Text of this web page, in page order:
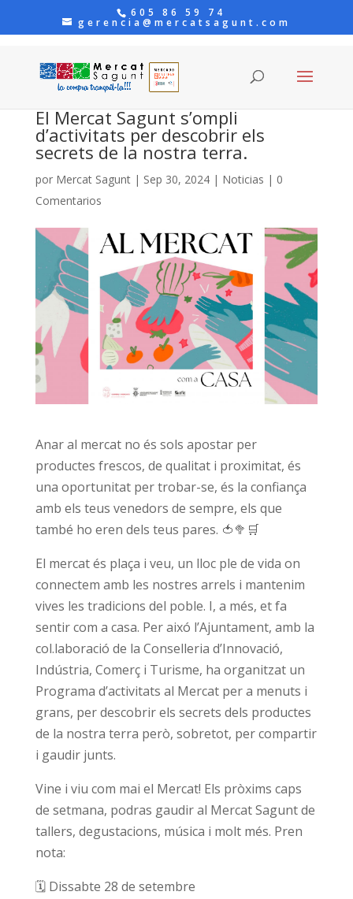
605 86 59 74
gerencia@mercatsagunt.com
El Mercat Sagunt s’ompli
d’activitats per descobrir els
secrets de la nostra terra.
por Mercat Sagunt| Sep 30, 2024| Noticias | 0
Comentarios
Anar al mercat no és sols apostar per
productes frescos, de qualitat i proximitat, és
una oportunitat per trobar-se, és la confiança
amb els teus venedors de sempre, els que
també ho eren dels teus pares. 🍅🥦🛒
El mercat és plaça i veu, un lloc ple de vida on
connectem amb les nostres arrels i mantenim
vives les tradicions del poble. I, a més, et fa
sentir com a casa. Per aixó l’Ajuntament, amb la
col.laboració de la Conselleria d’Innovació,
Indústria, Comerç i Turisme, ha organitzat un
Programa d’activitats al Mercat per a menuts i
grans, per descobrir els secrets dels productes
de la nostra terra però, sobretot, per compartir
i gaudir junts.
Vine i viu com mai el Mercat! Els pròxims caps
de setmana, podras gaudir al Mercat Sagunt de
tallers, degustacions, música i molt més. Pren
nota:
🗓️ Dissabte 28 de setembre